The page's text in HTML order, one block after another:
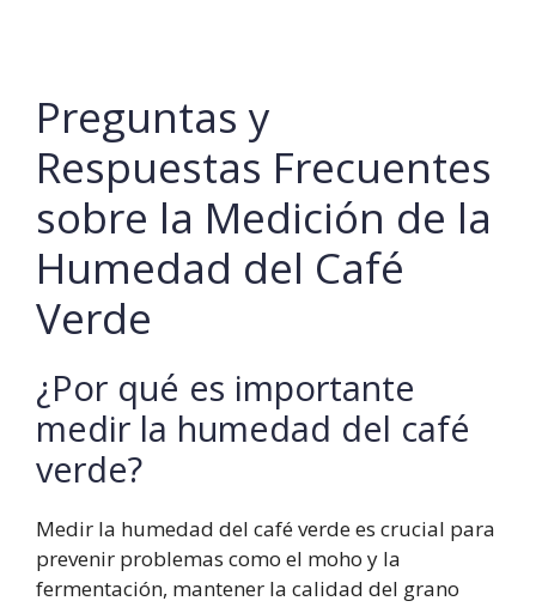
Preguntas y
Respuestas Frecuentes
sobre la Medición de la
Humedad del Café
Verde
¿Por qué es importante
medir la humedad del café
verde?
Medir la humedad del café verde es crucial para
prevenir problemas como el moho y la
fermentación, mantener la calidad del grano